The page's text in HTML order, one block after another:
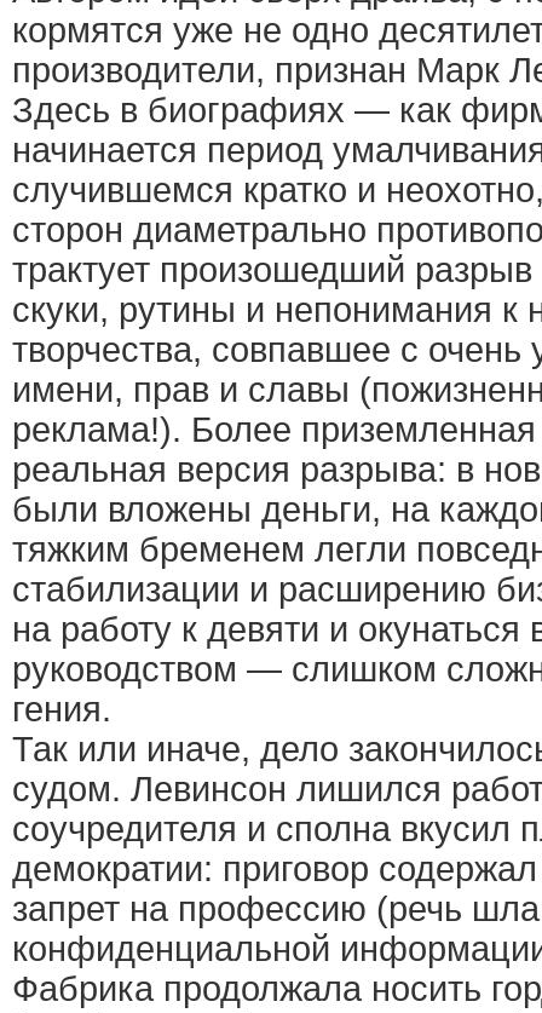
кормятся уже не одно
производители, признан Марк
Здесь в биографиях — как
начинается период
случившемся кратко и
сторон диаметрально
трактует произошедший разрыв
скуки, рутины и непонимания к
творчества, совпавшее с очень
имени, прав и славы
реклама!). Более
реальная версия разрыва: в
были вложены деньги, на
тяжким бременем легли
стабилизации и расширению
на работу к девяти и окунаться
руководством — слишком
гения.
Так или иначе, дело
судом. Левинсон лишился
соучредителя и сполна вкусил
демократии: приговор
запрет на профессию (речь шла
конфиденциальной
Фабрика продолжала носить